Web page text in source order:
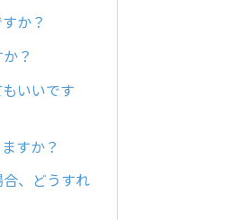
か？
？
いいです
すか？
、どうすれ